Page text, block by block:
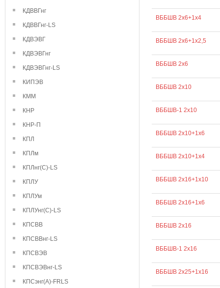
КДВВГнг
КДВВГнг-LS
КДВЭВГ
КДВЭВГнг
КДВЭВГнг-LS
КИПЭВ
КММ
КНР
КНР-П
КПЛ
КПЛм
КПЛнг(С)-LS
КПЛУ
КПЛУм
КПЛУнг(С)-LS
КПСВВ
КПСВВнг-LS
КПСВЭВ
КПСВЭВнг-LS
КПСэнг(А)-FRLS
ВББШВ 2х6+1х4
ВББШВ 2х6+1х2,5
ВББШВ 2х6
ВББШВ 2х10
ВББШВ-1 2х10
ВББШВ 2х10+1х6
ВББШВ 2х10+1х4
ВББШВ 2х16+1х10
ВББШВ 2х16+1х6
ВББШВ 2х16
ВББШВ-1 2х16
ВББШВ 2х25+1х16